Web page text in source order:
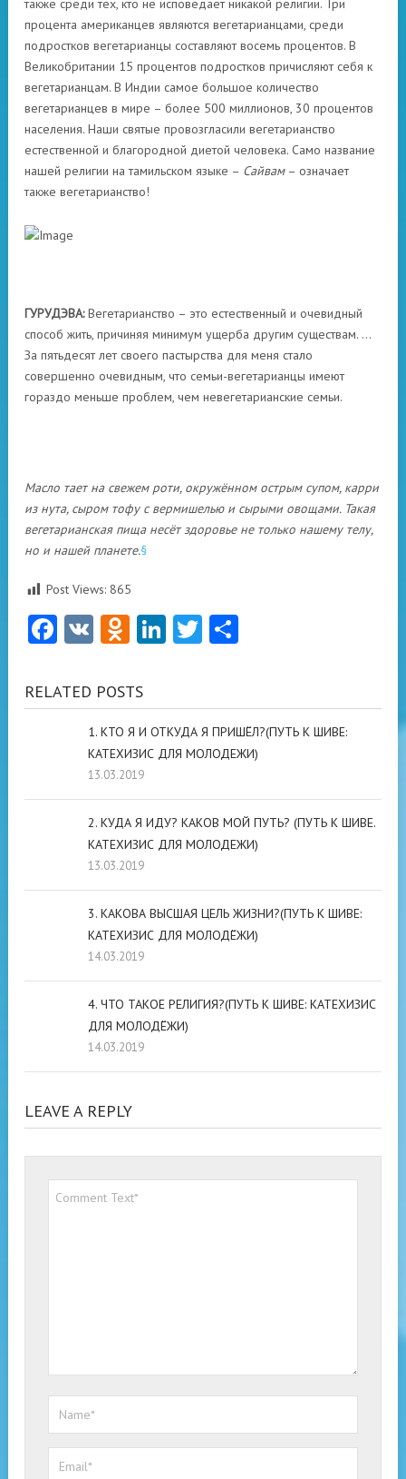
также среди тех, кто не исповедает никакой религии. Три
процента американцев являются вегетарианцами, среди
подростков вегетарианцы составляют восемь процентов. В
Великобритании 15 процентов подростков причисляют себя к
вегетарианцам. В Индии самое большое количество
вегетарианцев в мире – более 500 миллионов, 30 процентов
населения. Наши святые провозгласили вегетарианство
естественной и благородной диетой человека. Само название
нашей религии на тамильском языке – Сайвам– означает
также вегетарианство!
ГУРУДЭВА:Вегетарианство – это естественный и очевидный
способ жить, причиняя минимум ущерба другим существам. …
За пятьдесят лет своего пастырства для меня стало
совершенно очевидным, что семьи-вегетарианцы имеют
гораздо меньше проблем, чем невегетарианские семьи.
Масло тает на свежем роти, окружённом острым супом, карри
из нута, сыром тофу с вермишелью и сырыми овощами. Такая
вегетарианская пища несёт здоровье не только нашему телу,
но и нашей планете.§
Post Views: 865
Facebook
VK Odnoklassniki
LinkedIn
Twitter
RELATED POSTS
1. КТО Я И ОТКУДА Я ПРИШЁЛ?(ПУТЬ К ШИВЕ:
КАТЕХИЗИС ДЛЯ МОЛОДЕЖИ)
13.03.2019
2. КУДА Я ИДУ? КАКОВ МОЙ ПУТЬ? (ПУТЬ К ШИВЕ.
КАТЕХИЗИС ДЛЯ МОЛОДЕЖИ)
13.03.2019
3. КАКОВА ВЫСШАЯ ЦЕЛЬ ЖИЗНИ?(ПУТЬ К ШИВЕ:
КАТЕХИЗИС ДЛЯ МОЛОДЁЖИ)
14.03.2019
4. ЧТО ТАКОЕ РЕЛИГИЯ?(ПУТЬ К ШИВЕ: КАТЕХИЗИС
ДЛЯ МОЛОДЁЖИ)
14.03.2019
LEAVE A REPLY